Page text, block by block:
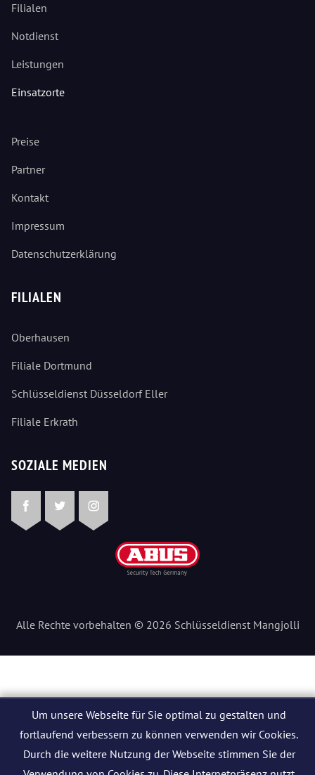
Filialen
Notdienst
Leistungen
Einsatzorte
Preise
Partner
Kontakt
Impressum
Datenschutzerklärung
FILIALEN
Oberhausen
Filiale Dortmund
Schlüsseldienst Düsseldorf Eller
Filiale Erkrath
SOZIALE MEDIEN
FacebookTwitterInstagram
Alle Rechte vorbehalten © 2026 Schlüsseldienst Mangjolli
Um unsere Webseite für Sie optimal zu gestalten und
fortlaufend verbessern zu können verwenden wir Cookies.
Durch die weitere Nutzung der Webseite stimmen Sie der